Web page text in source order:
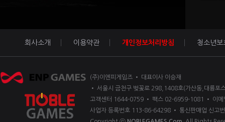
회사소개 이용약관 개인정보처리방침 청소년보
(주)이엔피게임즈 • 대표이사 이승재
• 서울시 금천구 벚꽃로 298,1408호(가산동,대륭포
고객센터 1644-0759 • 팩스 02-6959-1081 • 이
사업자 등록번호 113-86-64298 • 통신판매업 신고